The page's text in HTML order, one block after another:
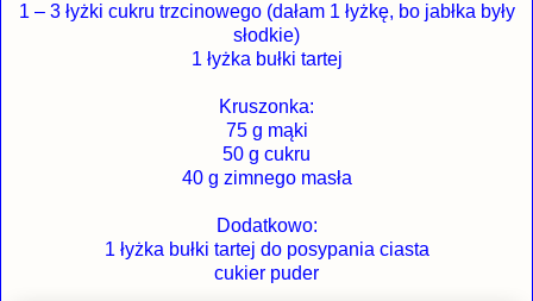
1 – 3 łyżki cukru trzcinowego (dałam 1 łyżkę, bo jabłka były
słodkie)
1 łyżka bułki tartej
Kruszonka:
75 g mąki
50 g cukru
40 g zimnego masła
Dodatkowo:
1 łyżka bułki tartej do posypania ciasta
cukier puder